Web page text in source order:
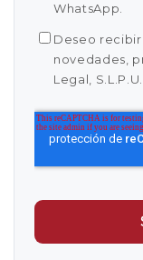
WhatsApp.
Deseo
novedades,
Legal, S.L.P.U.